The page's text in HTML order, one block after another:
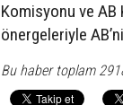
Komisyonu ve
önergeleriyle
Bu haber toplam